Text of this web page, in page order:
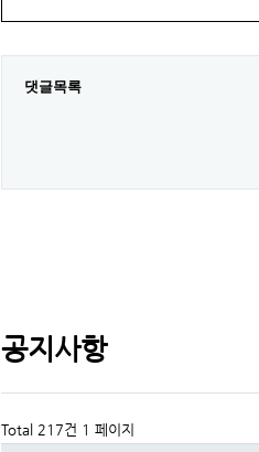
댓글목록
공지사항
Total 217건 1 페이지